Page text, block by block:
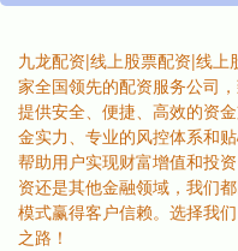
九龙配资|线上股票配资|线上
家全国领先的配资服务公司
提供安全、便捷、高效的资
金实力、专业的风控体系和
帮助用户实现财富增值和投
资还是其他金融领域，我们
模式赢得客户信赖。选择我
之路！